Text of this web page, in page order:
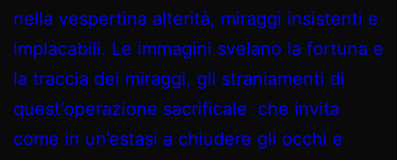
nella vespertina alterità, miraggi insistenti e
implacabili. Le immagini svelano la fortuna e
la traccia dei miraggi, gli straniamenti di
quest’operazione sacrificale che invita
come in un’estasi a chiudere gli occhi e